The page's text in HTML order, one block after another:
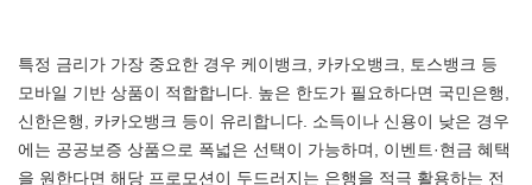
특정 금리가 가장 중요한 경우 케이뱅크, 카카오뱅크, 토스뱅크 등
모바일 기반 상품이 적합합니다. 높은 한도가 필요하다면 국민은행,
신한은행, 카카오뱅크 등이 유리합니다. 소득이나 신용이 낮은 경우
에는 공공보증 상품으로 폭넓은 선택이 가능하며, 이벤트·현금 혜택
을 원한다면 해당 프로모션이 두드러지는 은행을 적극 활용하는 전